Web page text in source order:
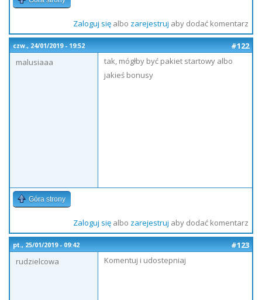
Zaloguj sięalbo zarejestruj aby dodać komentarz
czw., 24/01/2019 - 19:52
#122
malusiaaa
tak, mógłby być pakiet startowy albo
jakieś bonusy
Góra strony
Zaloguj sięalbo zarejestruj aby dodać komentarz
pt., 25/01/2019 - 09:42
#123
rudzielcowa
Komentuj i udostepniaj